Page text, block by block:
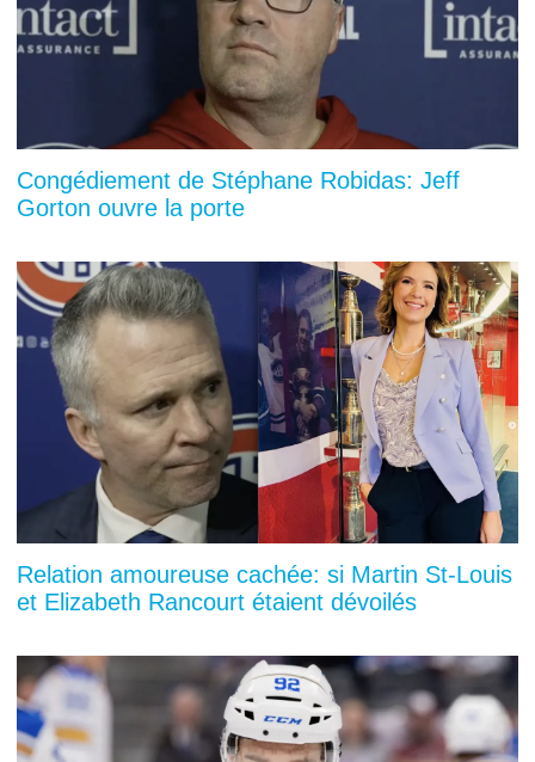
Congédiement de Stéphane Robidas: Jeff
Gorton ouvre la porte
Relation amoureuse cachée: si Martin St-Louis
et Elizabeth Rancourt étaient dévoilés